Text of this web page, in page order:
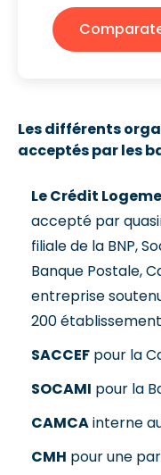
Les différents
acceptés par les
Le Crédit
accepté par
filiale de la BNP,
Banque Postale,
entreprise
200
SACCEF pour la
SOCAMI pour la
CAMCAinterne
CMH pour une